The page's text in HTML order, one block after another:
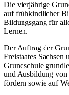
Die vierjährige
auf frühkindlicher
Bildungsgang für
Lernen.
Der Auftrag der
Freistaates Sachsen
Grundschule
und Ausbildung von
fördern sowie auf